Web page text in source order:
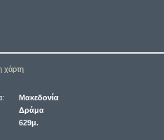
χάρτη
Μακεδονία
Δράμα
629μ.